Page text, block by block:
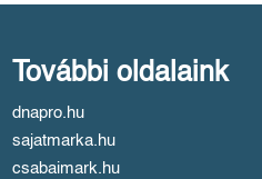
További oldalaink
dnapro.hu
sajatmarka.hu
csabaimark.hu